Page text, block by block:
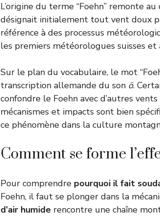
L’origine du terme “Foehn” remonte
désignait initialement tout vent doux
référence à des processus
les premiers météorologues suisses et
Sur le plan du vocabulaire, le mot
transcription allemande du son ö.
confondre le Foehn avec d’autres
mécanismes et impacts sont bien
ce phénomène dans la culture
Comment se forme
Pour comprendre pourquoi il fait
Foehn, il faut se plonger dans la
d’air humide rencontre une chaîne